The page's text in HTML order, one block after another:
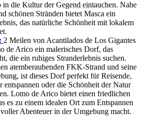
in die Kultur der Gegend eintauchen. Nahe
schönen Stränden bietet Masca ein
das natürliche Schönheit mit lokalem
2 Meilen von Acantilados de Los Gigantes
de Arico ein malerisches Dorf, das
die ein ruhiges Stranderlebnis suchen.
atemberaubenden FKK-Strand und seine
ist dieses Dorf perfekt für Reisende,
entspannen oder die Schönheit der Natur
Lomo de Arico bietet einen friedlichen
es zu einem idealen Ort zum Entspannen
Abenteuer in der Umgebung macht.